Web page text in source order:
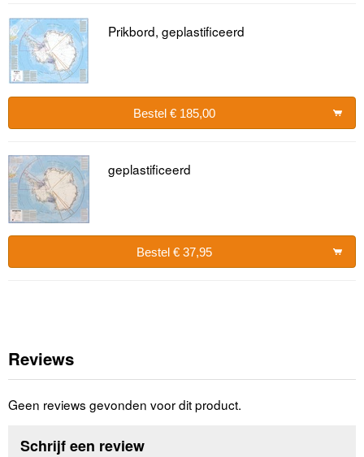
Prikbord, geplastificeerd
Bestel € 185,00
geplastificeerd
Bestel € 37,95
Reviews
Geen reviews gevonden voor dit product.
Schrijf een review